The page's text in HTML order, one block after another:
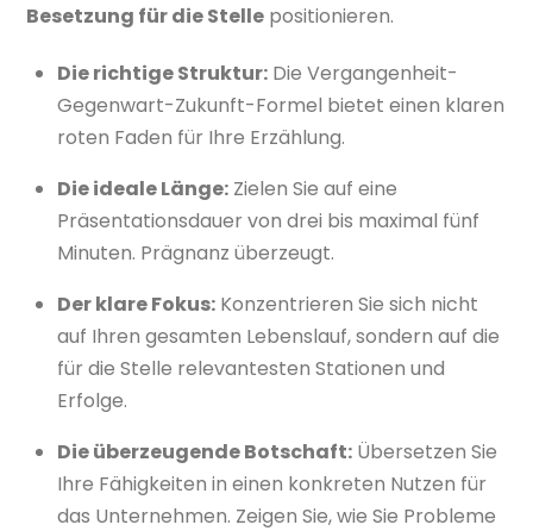
Besetzung für die Stelle positionieren.
Die richtige Struktur: Die Vergangenheit-
Gegenwart-Zukunft-Formel bietet einen klaren
roten Faden für Ihre Erzählung.
Die ideale Länge: Zielen Sie auf eine
Präsentationsdauer von drei bis maximal fünf
Minuten. Prägnanz überzeugt.
Der klare Fokus: Konzentrieren Sie sich nicht
auf Ihren gesamten Lebenslauf, sondern auf die
für die Stelle relevantesten Stationen und
Erfolge.
Die überzeugende Botschaft: Übersetzen Sie
Ihre Fähigkeiten in einen konkreten Nutzen für
das Unternehmen. Zeigen Sie, wie Sie Probleme